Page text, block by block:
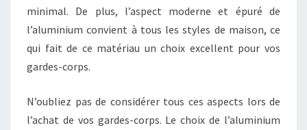
minimal. De plus, l’aspect moderne et épuré de
l’aluminium convient à tous les styles de maison, ce
qui fait de ce matériau un choix excellent pour vos
gardes-corps.
N’oubliez pas de considérer tous ces aspects lors de
l’achat de vos gardes-corps. Le choix de l’aluminium